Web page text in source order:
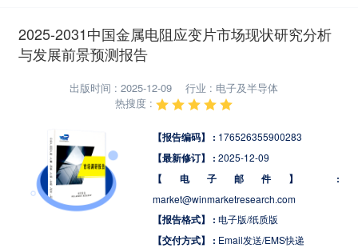
2025-2031中国金属电阻应变片市场现状研究分析
与发展前景预测报告
出版时间 : 2025-12-09
行业 : 电子及半导体
热搜度 :
【报告编码】 : 176526355900283
【最新修订】 : 2025-12-09
【电子邮件】 :
market@winmarketresearch.com
【报告格式】 : 电子版/纸质版
【交付方式】 : Email发送/EMS快递